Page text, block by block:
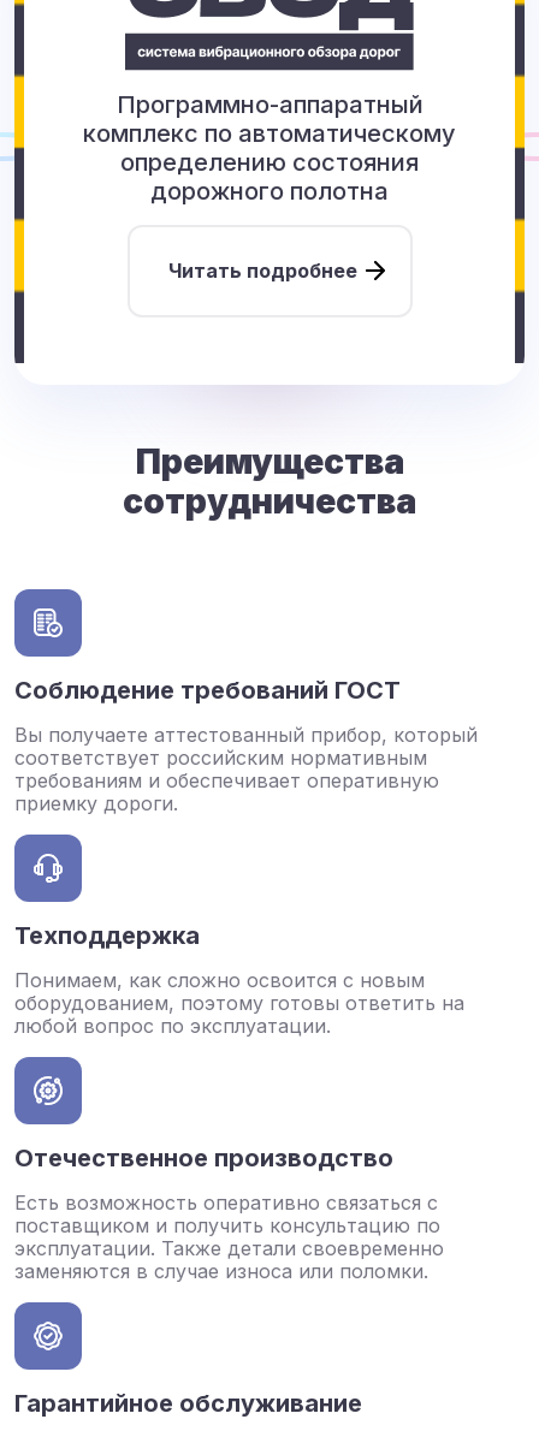
Программно-аппаратный
комплекс по автоматическому
определению состояния
дорожного полотна
Читать подробнее
Преимущества
сотрудничества
Соблюдение требований ГОСТ
Вы получаете аттестованный прибор, который
соответствует российским нормативным
требованиям и обеспечивает оперативную
приемку дороги.
Техподдержка
Понимаем, как сложно освоится с новым
оборудованием, поэтому готовы ответить на
любой вопрос по эксплуатации.
Отечественное производство
Есть возможность оперативно связаться с
поставщиком и получить консультацию по
эксплуатации. Также детали своевременно
заменяются в случае износа или поломки.
Гарантийное обслуживание